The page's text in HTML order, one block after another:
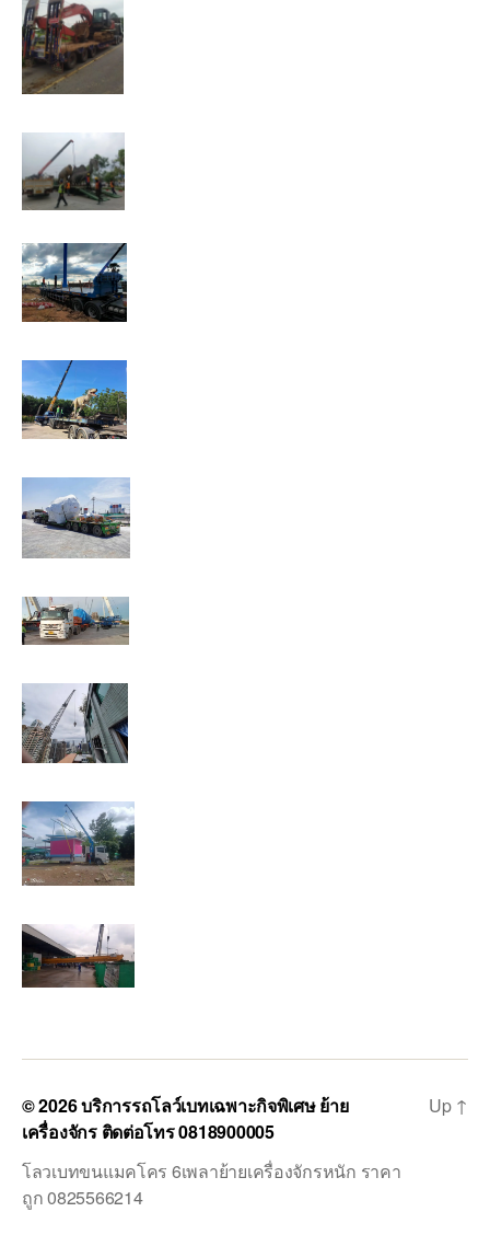
© 2026บริการรถโลว์เบทเฉพาะกิจพิเศษ ย้าย
เครื่องจักร ติดต่อโทร 0818900005
โลวเบทขนแมคโคร 6เพลาย้ายเครื่องจักรหนัก ราคา
ถูก 0825566214
Up ↑